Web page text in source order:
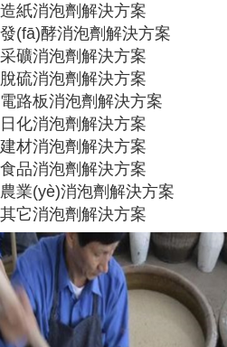
造紙消泡劑解決方案
發(fā)酵消泡劑解決方案
采礦消泡劑解決方案
脫硫消泡劑解決方案
電路板消泡劑解決方案
日化消泡劑解決方案
建材消泡劑解決方案
食品消泡劑解決方案
農業(yè)消泡劑解決方案
其它消泡劑解決方案